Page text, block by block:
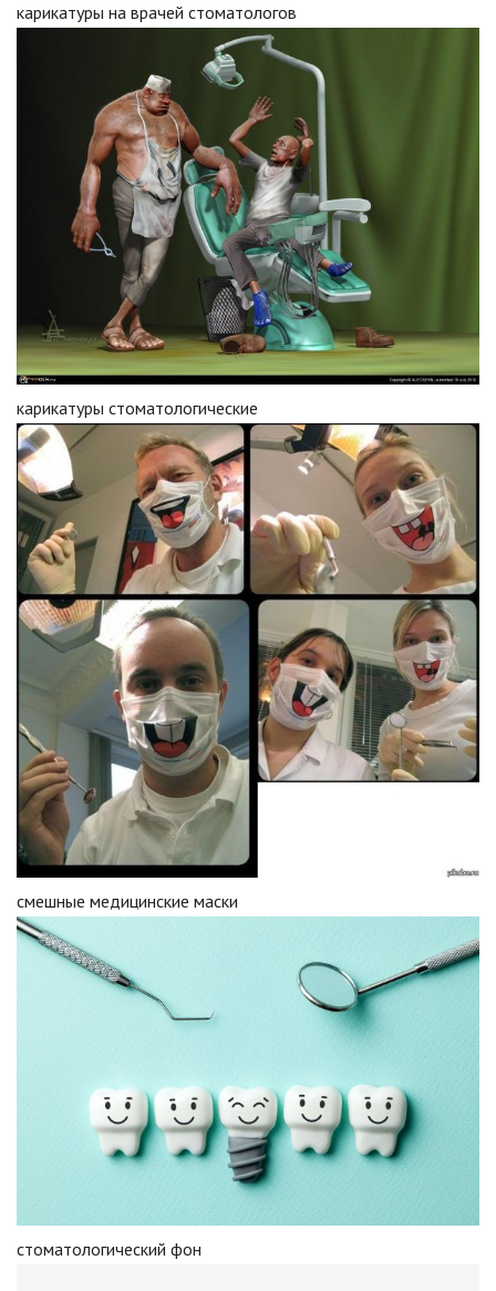
карикатуры на врачей стоматологов
карикатуры стоматологические
смешные медицинские маски
стоматологический фон